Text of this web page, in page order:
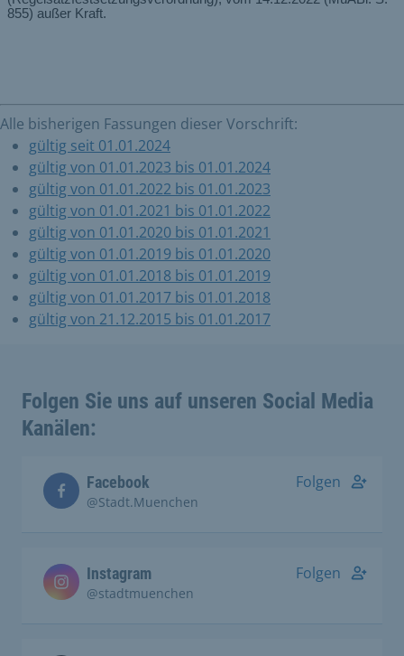
Alle bisherigen Fassungen dieser Vorschrift:
gültig seit 01.01.2024
gültig von 01.01.2023 bis 01.01.2024
gültig von 01.01.2022 bis 01.01.2023
gültig von 01.01.2021 bis 01.01.2022
gültig von 01.01.2020 bis 01.01.2021
gültig von 01.01.2019 bis 01.01.2020
gültig von 01.01.2018 bis 01.01.2019
gültig von 01.01.2017 bis 01.01.2018
gültig von 21.12.2015 bis 01.01.2017
Folgen Sie uns auf unseren Social Media
Kanälen:
Facebook
@Stadt.Muenchen
Folgen
Instagram
@stadtmuenchen
Folgen